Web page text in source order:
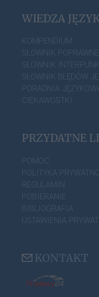
WIEDZA
KOMPENDIUM
SŁOWNIK
SŁOWNIK
SŁOWNIK BŁĘDÓW
PORADNIA
CIEKAWOSTKI
PRZYDATNE
POMOC
POLITYKA
REGULAMIN
POBIERANIE
BIBLIOGRAFIA
USTAWIENIA
KONTAKT